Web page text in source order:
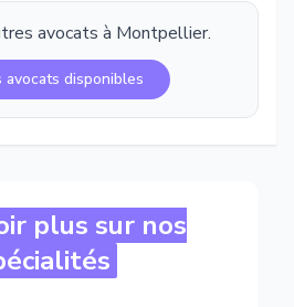
avocats à Montpellier.
avocats disponibles
plus sur nos